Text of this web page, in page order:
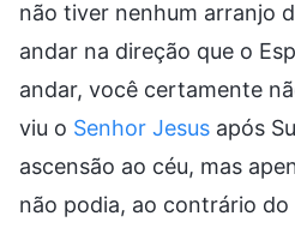
não tiver nenhum arranjo
andar na direção que o
andar, você certamente
viu o Senhor Jesus após
ascensão ao céu, mas
não podia, ao contrário do